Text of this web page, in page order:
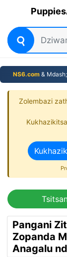
NS6.com &
Zolembazi
Pangani
Zopanda
Anagalu